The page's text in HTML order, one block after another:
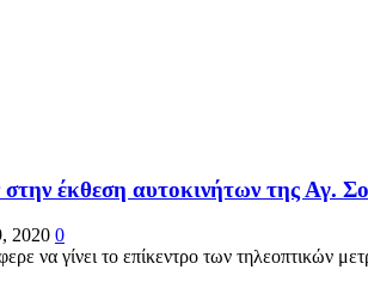
έκθεση αυτοκινήτων της Αγ.
2020 0
να γίνει το επίκεντρο των τηλεοπτικών